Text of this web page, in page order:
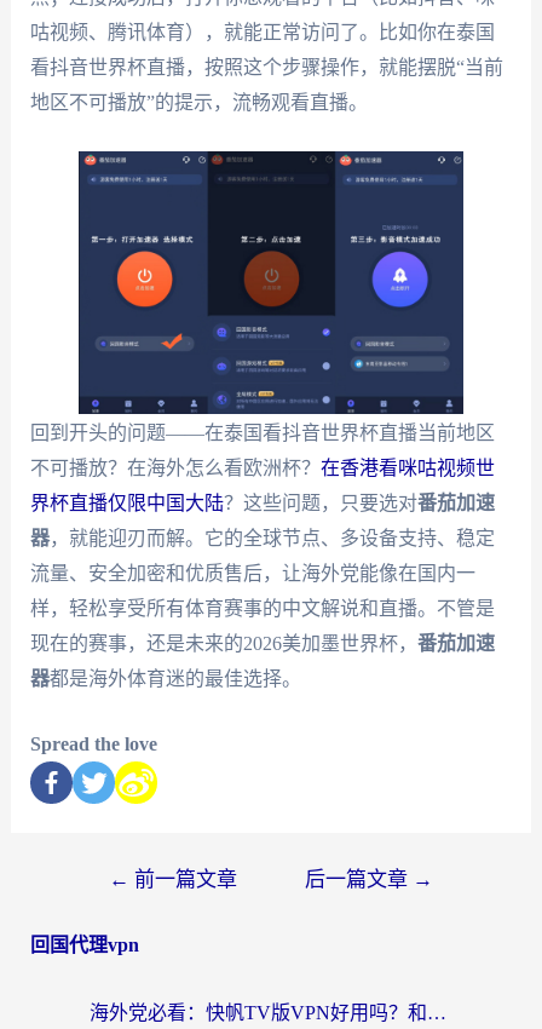
咕视频、腾讯体育），就能正常访问了。比如你在泰国
看抖音世界杯直播，按照这个步骤操作，就能摆脱“当前
地区不可播放”的提示，流畅观看直播。
回到开头的问题——在泰国看抖音世界杯直播当前地区
不可播放？在海外怎么看欧洲杯？ 在香港看咪咕视频世
界杯直播仅限中国大陆？这些问题，只要选对番茄加速
器，就能迎刃而解。它的全球节点、多设备支持、稳定
流量、安全加密和优质售后，让海外党能像在国内一
样，轻松享受所有体育赛事的中文解说和直播。不管是
现在的赛事，还是未来的2026美加墨世界杯， 番茄加速
器都是海外体育迷的最佳选择。
Spread the love
← 前一篇文章 后一篇文章 →
回国代理vpn
海外党必看：快帆TV版VPN好用吗？和快游VPN对比哪个回国效果更好？附实用避坑指南